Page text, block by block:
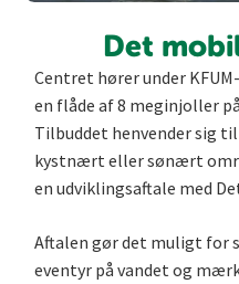
Det
Centret hører under
en flåde af 8 meginjoller
Tilbuddet henvender sig
kystnært eller sønært
en udviklingsaftale med
Aftalen gør det muligt for
eventyr på vandet og